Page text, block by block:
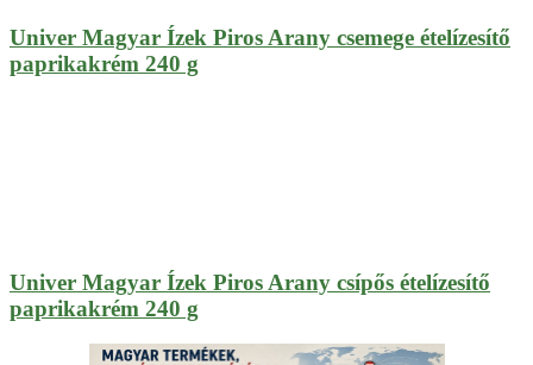
Univer Magyar Ízek Piros Arany csemege ételízesítő
paprikakrém 240 g
Univer Magyar Ízek Piros Arany csípős ételízesítő
paprikakrém 240 g